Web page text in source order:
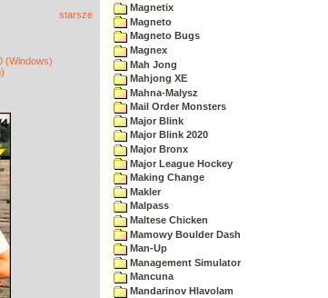
starsze
(Windows)
Magnetix
Magneto
Magneto Bugs
Magnex
Mah Jong
Mahjong XE
Mahna-Malysz
Mail Order Monsters
Major Blink
Major Blink 2020
Major Bronx
Major League Hockey
Making Change
Makler
Malpass
Maltese Chicken
Mamowy Boulder Dash
Man-Up
Management Simulator
Mancuna
Mandarinov Hlavolam